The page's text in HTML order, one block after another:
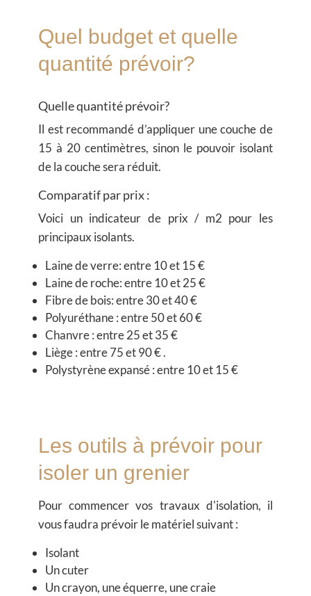
Quel budget et quelle
quantité prévoir?
Quelle quantité prévoir?
Il est recommandé d’appliquer une couche de
15 à 20 centimètres, sinon le pouvoir isolant
de la couche sera réduit.
Comparatif par prix :
Voici un indicateur de prix / m2 pour les
principaux isolants.
Laine de verre: entre 10 et 15 €
Laine de roche: entre 10 et 25 €
Fibre de bois: entre 30 et 40 €
Polyuréthane : entre 50 et 60 €
Chanvre : entre 25 et 35 €
Liège : entre 75 et 90 € .
Polystyrène expansé : entre 10 et 15 €
Les outils à prévoir pour
isoler un grenier
Pour commencer vos travaux d'isolation, il
vous faudra prévoir le matériel suivant :
Isolant
Un cuter
Un crayon, une équerre, une craie